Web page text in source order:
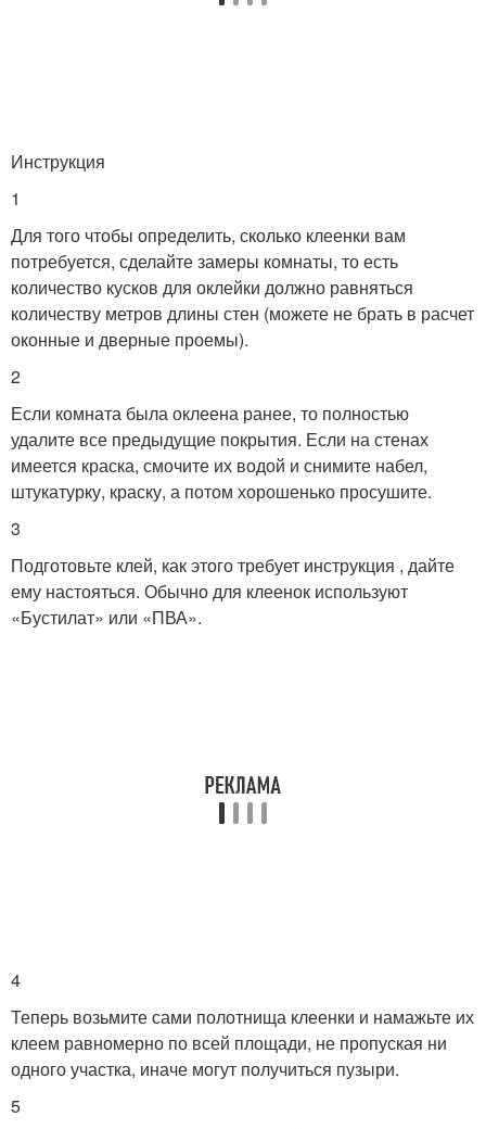
Инструкция
1
Для того чтобы определить, сколько клеенки вам
потребуется, сделайте замеры комнаты, то есть
количество кусков для оклейки должно равняться
количеству метров длины стен (можете не брать в расчет
оконные и дверные проемы).
2
Если комната была оклеена ранее, то полностью
удалите все предыдущие покрытия. Если на стенах
имеется краска, смочите их водой и снимите набел,
штукатурку, краску, а потом хорошенько просушите.
3
Подготовьте клей, как этого требует инструкция , дайте
ему настояться. Обычно для клеенок используют
«Бустилат» или «ПВА».
4
Теперь возьмите сами полотнища клеенки и намажьте их
клеем равномерно по всей площади, не пропуская ни
одного участка, иначе могут получиться пузыри.
5